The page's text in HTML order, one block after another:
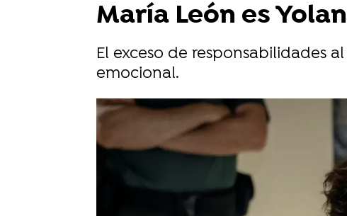
María León es
El exceso de responsabilidades
emocional.